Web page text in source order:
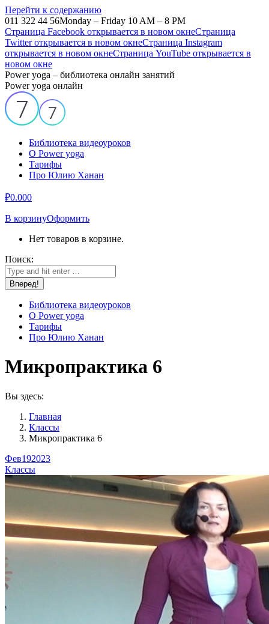
Перейти к содержанию
011 322 44 56Monday – Friday 10 AM – 8 PM
Страница Facebook открывается в новом окнеСтраница
Twitter открывается в новом окнеСтраница Instagram
открывается в новом окнеСтраница YouTube открывается в
новом окне
Power yoga – библиотека онлайн занятий
Power yoga онлайн
Библиотека видеоуроков
О Power yoga
Тарифы
Про Юлию Ханан
₽0.000
В корзинуОформить
Нет товаров в корзине.
Поиск:
Библиотека видеоуроков
О Power yoga
Тарифы
Про Юлию Ханан
Микропрактика 6
Вы здесь:
Главная
Классы
Микропрактика 6
Фев192023
Классы